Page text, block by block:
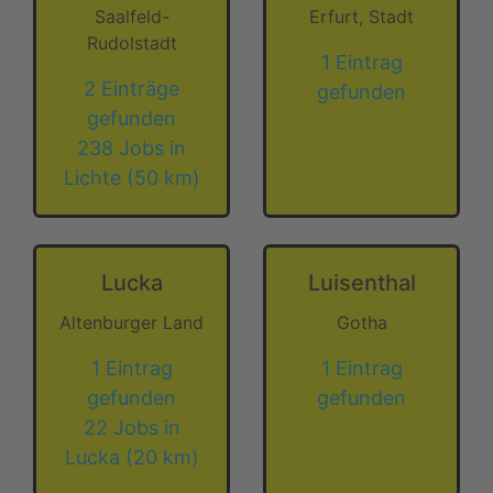
Saalfeld-
Rudolstadt
2 Einträge
gefunden
238 Jobs in
Lichte (50 km)
Erfurt, Stadt
1 Eintrag
gefunden
Lucka
Altenburger Land
1 Eintrag
gefunden
22 Jobs in
Lucka (20 km)
Luisenthal
Gotha
1 Eintrag
gefunden